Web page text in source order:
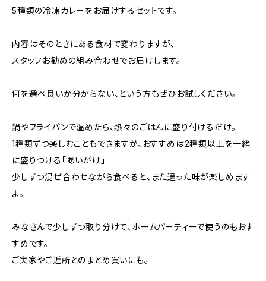
5種類の冷凍カレーをお届けするセットです。
内容はそのときにある食材で変わりますが、
スタッフお勧めの組み合わせでお届けします。
何を選べ良いか分からない、という方もぜひお試しください。
鍋やフライパンで温めたら、熱々のごはんに盛り付けるだけ。
1種類ずつ楽しむこともできますが、おすすめは2種類以上を一緒
に盛りつける「あいがけ」
少しずつ混ぜ合わせながら食べると、また違った味が楽しめます
よ。
みなさんで少しずつ取り分けて、ホームパーティーで使うのもおす
すめです。
ご実家やご近所とのまとめ買いにも。